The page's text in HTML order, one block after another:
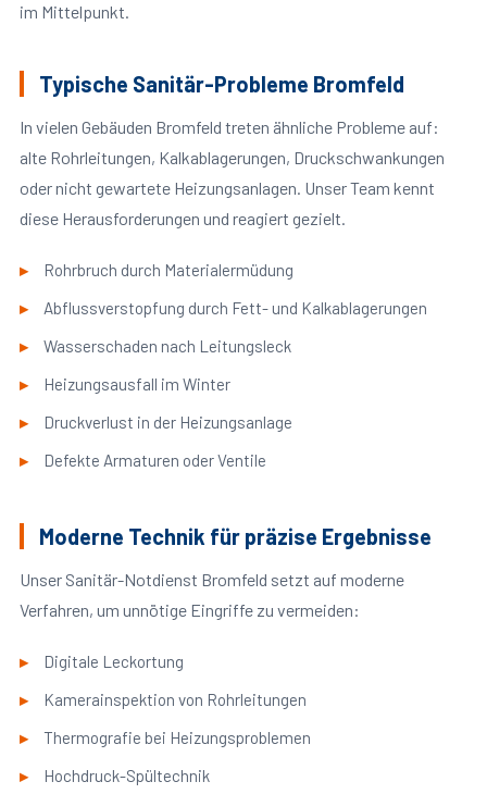
im Mittelpunkt.
Typische Sanitär-Probleme Bromfeld
In vielen Gebäuden Bromfeld treten ähnliche Probleme auf:
alte Rohrleitungen, Kalkablagerungen, Druckschwankungen
oder nicht gewartete Heizungsanlagen. Unser Team kennt
diese Herausforderungen und reagiert gezielt.
Rohrbruch durch Materialermüdung
Abflussverstopfung durch Fett- und Kalkablagerungen
Wasserschaden nach Leitungsleck
Heizungsausfall im Winter
Druckverlust in der Heizungsanlage
Defekte Armaturen oder Ventile
Moderne Technik für präzise Ergebnisse
Unser Sanitär-Notdienst Bromfeld setzt auf moderne
Verfahren, um unnötige Eingriffe zu vermeiden:
Digitale Leckortung
Kamerainspektion von Rohrleitungen
Thermografie bei Heizungsproblemen
Hochdruck-Spültechnik